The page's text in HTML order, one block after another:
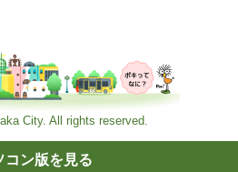
City. All rights reserved.
コン版を見る